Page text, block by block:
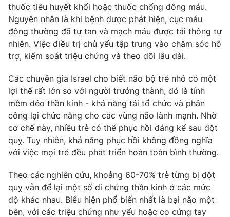
thuốc tiêu huyết khối hoặc thuốc chống đông máu.
Nguyên nhân là khi bệnh được phát hiện, cục máu
đông thường đã tự tan và mạch máu được tái thông tự
nhiên. Việc điều trị chủ yếu tập trung vào chăm sóc hỗ
trợ, kiểm soát triệu chứng và theo dõi lâu dài.
Các chuyên gia Israel cho biết não bộ trẻ nhỏ có một
lợi thế rất lớn so với người trưởng thành, đó là tính
mềm dẻo thần kinh - khả năng tái tổ chức và phân
công lại chức năng cho các vùng não lành mạnh. Nhờ
cơ chế này, nhiều trẻ có thể phục hồi đáng kể sau đột
quỵ. Tuy nhiên, khả năng phục hồi không đồng nghĩa
với việc mọi trẻ đều phát triển hoàn toàn bình thường.
Theo các nghiên cứu, khoảng 60-70% trẻ từng bị đột
quỵ vẫn để lại một số di chứng thần kinh ở các mức
độ khác nhau. Biểu hiện phổ biến nhất là bại não một
bên, với các triệu chứng như yếu hoặc co cứng tay